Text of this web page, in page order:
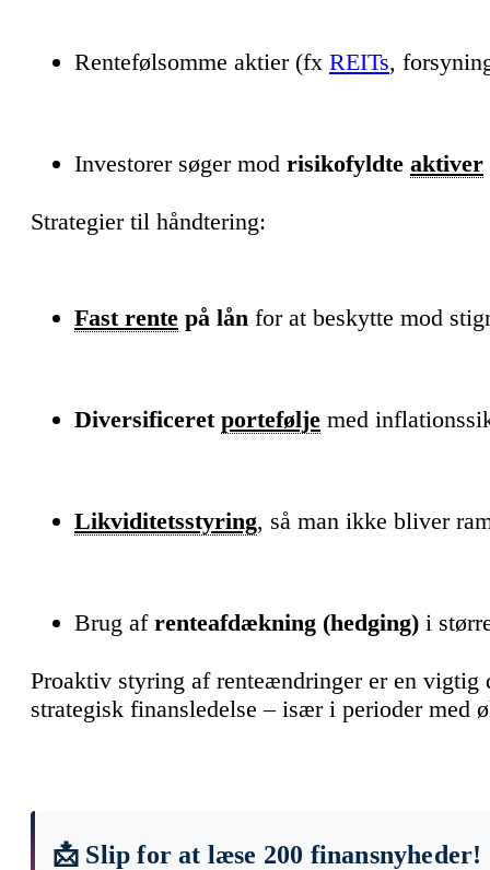
Rentefølsomme aktier (fx REITs,
Investorer søger mod risikofyldte aktiver
Strategier til håndtering:
Fast rente på lån for at beskytte mod
Diversificeret portefølje med
Likviditetsstyring, så man ikke bliver
Brug af renteafdækning (hedging) i
Proaktiv styring af renteændringer er en vigtig
strategisk finansledelse – især i perioder med
📩 Slip for at læse 200 finansnyheder!